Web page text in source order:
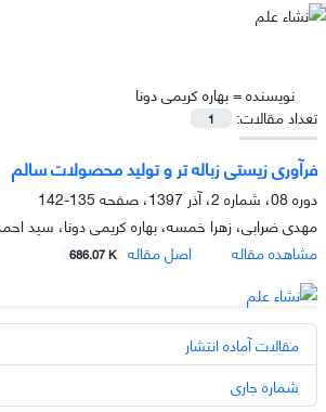
نویسنده =بهاره کریمی دونا
تعداد مقالات:
1
فرآوری زیستی زباله تر و تولید محصولات سالم
دوره 08، شماره 2، آذر 1397، صفحه
135-142
مهدی ضرابی، زهرا خمسه، بهاره کریمی دونا، سید
مشاهده مقاله
اصل مقاله 686.07 K
مقالات آماده انتشار
شماره جاری